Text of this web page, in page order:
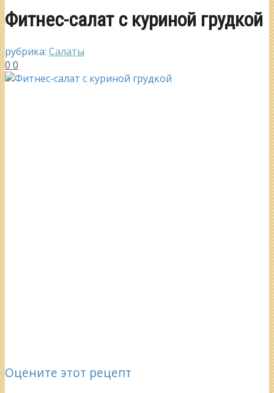
Фитнес-салат с куриной грудкой
рубрика: Салаты
0 0
Оцените этот рецепт